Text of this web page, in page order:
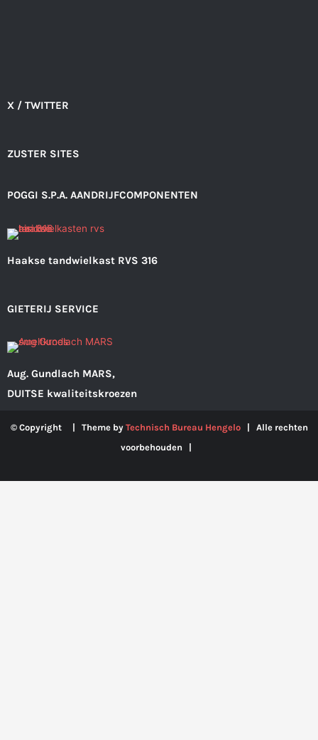
X / TWITTER
ZUSTER SITES
POGGI S.P.A. AANDRIJFCOMPONENTEN
Haakse tandwielkast RVS 316
GIETERIJ SERVICE
Aug. Gundlach MARS,
DUITSE kwaliteitskroezen
© Copyright | Theme by Technisch Bureau Hengelo| Alle rechten
voorbehouden |